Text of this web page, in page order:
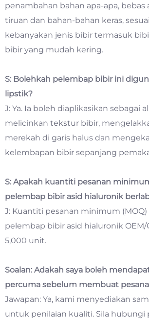
penambahan bahan apa-apa, bebas
tiruan dan bahan-bahan keras,
kebanyakan jenis bibir termasuk
bibir yang mudah kering.
S: Bolehkah pelembap bibir ini
lipstik?
J: Ya. Ia boleh diaplikasikan sebagai
melicinkan tekstur bibir,
merekah di garis halus dan
kelembapan bibir sepanjang
S: Apakah kuantiti pesanan
pelembap bibir asid hialuronik
J: Kuantiti pesanan minimum
pelembap bibir asid hialuronik OEM/
5,000 unit.
Soalan: Adakah saya boleh
percuma sebelum membuat
Jawapan: Ya, kami menyediakan
untuk penilaian kualiti. Sila hubungi